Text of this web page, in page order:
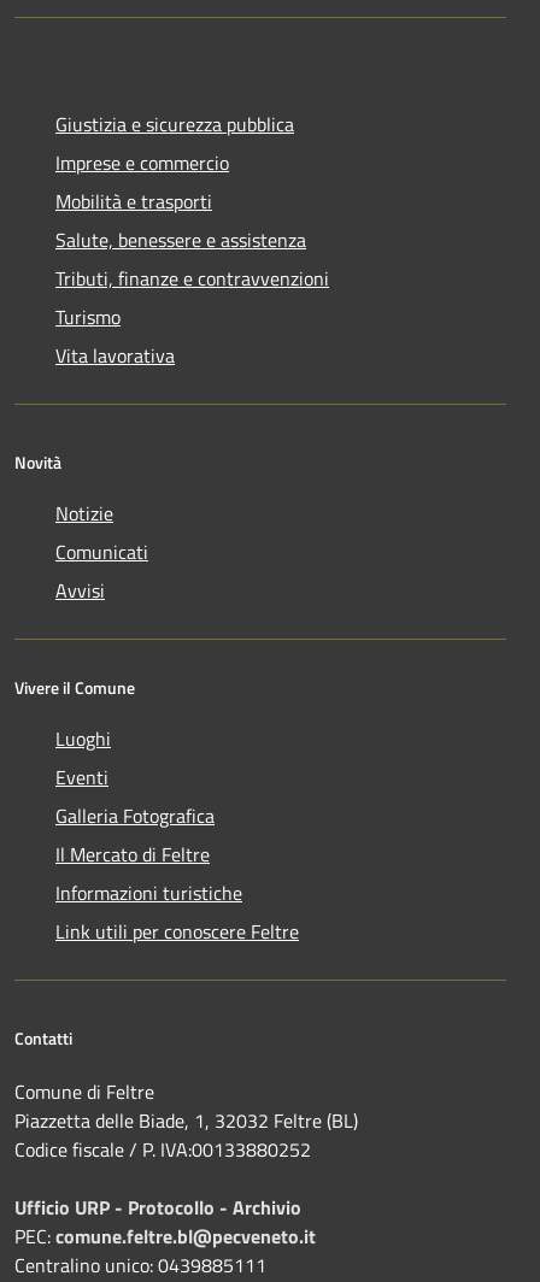
Giustizia e sicurezza pubblica
Imprese e commercio
Mobilità e trasporti
Salute, benessere e assistenza
Tributi, finanze e contravvenzioni
Turismo
Vita lavorativa
Novità
Notizie
Comunicati
Avvisi
Vivere il Comune
Luoghi
Eventi
Galleria Fotografica
Il Mercato di Feltre
Informazioni turistiche
Link utili per conoscere Feltre
Contatti
Comune di Feltre
Piazzetta delle Biade, 1, 32032 Feltre (BL)
Codice fiscale / P. IVA:00133880252
Ufficio URP - Protocollo - Archivio
PEC:comune.feltre.bl@pecveneto.it
Centralino unico: 0439885111